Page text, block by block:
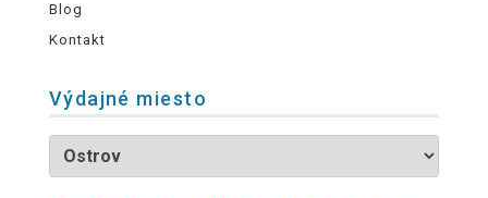
Blog
Kontakt
Výdajné miesto